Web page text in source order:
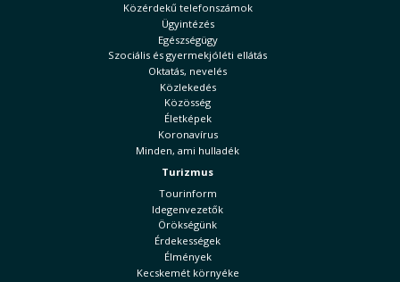
Közérdekű telefonszámok
Ügyintézés
Egészségügy
Szociális és gyermekjóléti ellátás
Oktatás, nevelés
Közlekedés
Közösség
Életképek
Koronavírus
Minden, ami hulladék
Turizmus
Tourinform
Idegenvezetők
Örökségünk
Érdekességek
Élmények
Kecskemét környéke